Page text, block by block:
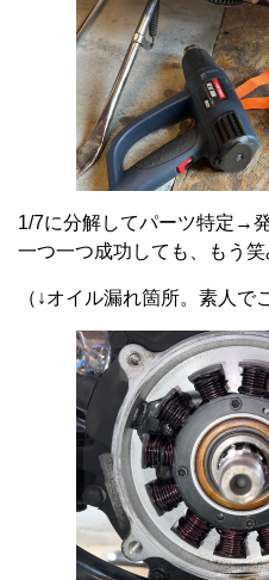
1/7に分解してパーツ特定→
一つ一つ成功しても、もう笑
（↓オイル漏れ箇所。素人で